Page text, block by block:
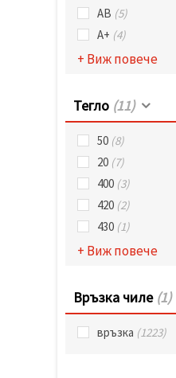
AB (5)
А+ (4)
+ Виж повече
Тегло (11)
50 (8)
20 (7)
400 (3)
420 (2)
430 (1)
+ Виж повече
Връзка чиле (1)
връзка (1223)